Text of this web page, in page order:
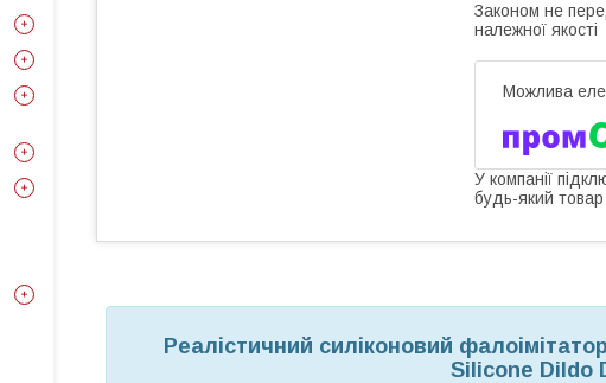
Законом не
належної якості
У компанії
будь-який
Реалістичний силіконовий
Silicone Dildo